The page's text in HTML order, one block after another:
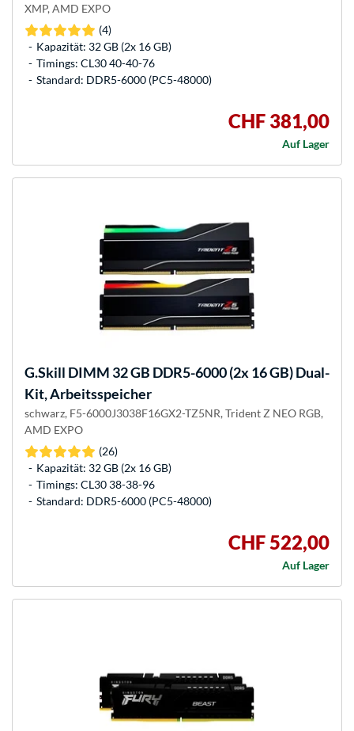
XMP, AMD EXPO
(4)
Kapazität: 32 GB (2x 16 GB)
Timings: CL30 40-40-76
Standard: DDR5-6000 (PC5-48000)
CHF 381,00
Auf Lager
G.Skill DIMM 32 GB DDR5-6000 (2x 16 GB) Dual-
Kit, Arbeitsspeicher
schwarz, F5-6000J3038F16GX2-TZ5NR, Trident Z NEO RGB,
AMD EXPO
(26)
Kapazität: 32 GB (2x 16 GB)
Timings: CL30 38-38-96
Standard: DDR5-6000 (PC5-48000)
CHF 522,00
Auf Lager